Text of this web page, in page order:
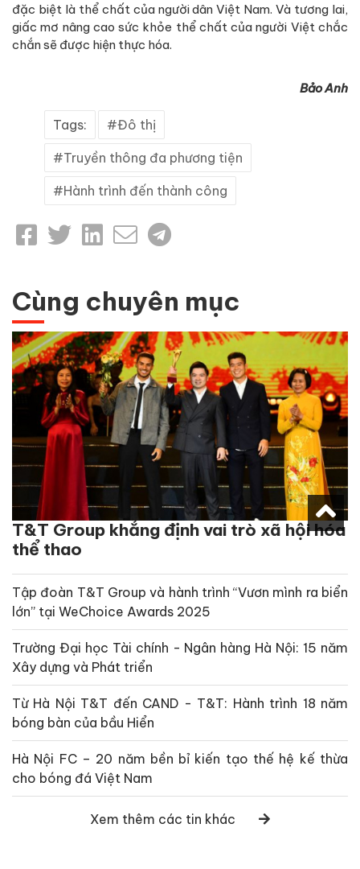
đặc biệt là thể chất của người dân Việt Nam. Và tương lai,
giấc mơ nâng cao sức khỏe thể chất của người Việt chắc
chắn sẽ được hiện thực hóa.
Bảo Anh
Tags: Đô thị
Truyền thông đa phương tiện
Hành trình đến thành công
Cùng chuyên mục
T&T Group khẳng định vai trò xã hội hóa
thể thao
Tập đoàn T&T Group và hành trình “Vươn mình ra biển
lớn” tại WeChoice Awards 2025
Trường Đại học Tài chính - Ngân hàng Hà Nội: 15 năm
Xây dựng và Phát triển
Từ Hà Nội T&T đến CAND - T&T: Hành trình 18 năm
bóng bàn của bầu Hiển
Hà Nội FC – 20 năm bền bỉ kiến tạo thế hệ kế thừa
cho bóng đá Việt Nam
Xem thêm các tin khác